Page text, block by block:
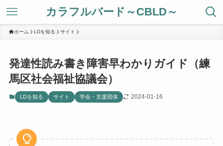
カラフルバード～CBLD～
ホーム LDを知る サイト
発達性読み書き障害早わかりガイド（練
馬区社会福祉協議会）
LDを知る サイト 学会・支援団体 2024-01-16